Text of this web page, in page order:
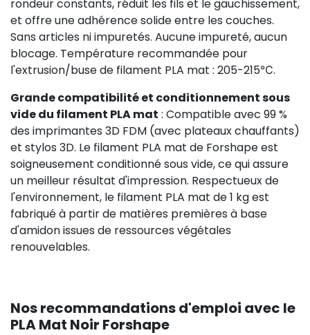
rondeur constants, réduit les fils et le gauchissement,
et offre une adhérence solide entre les couches.
Sans articles ni impuretés. Aucune impureté, aucun
blocage. Température recommandée pour
l'extrusion/buse de filament PLA mat : 205-215℃.
Grande compatibilité et conditionnement sous
vide du filament PLA mat : Compatible avec 99 %
des imprimantes 3D FDM (avec plateaux chauffants)
et stylos 3D. Le filament PLA mat de Forshape est
soigneusement conditionné sous vide, ce qui assure
un meilleur résultat d'impression. Respectueux de
l'environnement, le filament PLA mat de 1 kg est
fabriqué à partir de matières premières à base
d'amidon issues de ressources végétales
renouvelables.
Nos recommandations d'emploi avec le
PLA Mat Noir Forshape